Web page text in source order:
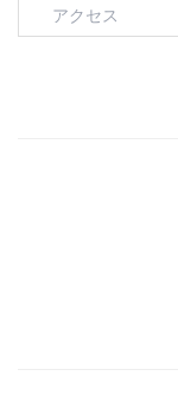
アクセス